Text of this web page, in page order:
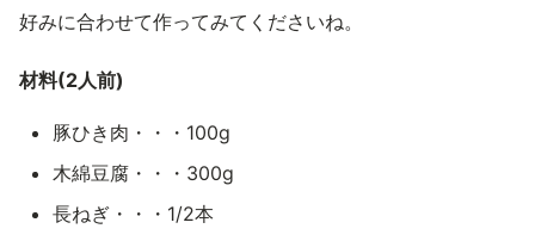
好みに合わせて作ってみてくださいね。
材料(2人前)
豚ひき肉・・・100g
木綿豆腐・・・300g
長ねぎ・・・1/2本